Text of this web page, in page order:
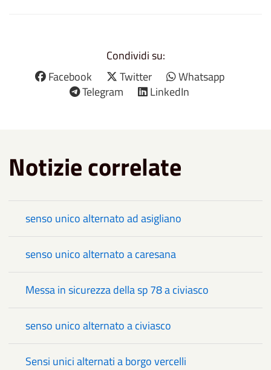
Condividi su:
Facebook
Twitter
Whatsapp
Telegram
LinkedIn
Notizie correlate
senso unico alternato ad asigliano
senso unico alternato a caresana
Messa in sicurezza della sp 78 a civiasco
senso unico alternato a civiasco
Sensi unici alternati a borgo vercelli